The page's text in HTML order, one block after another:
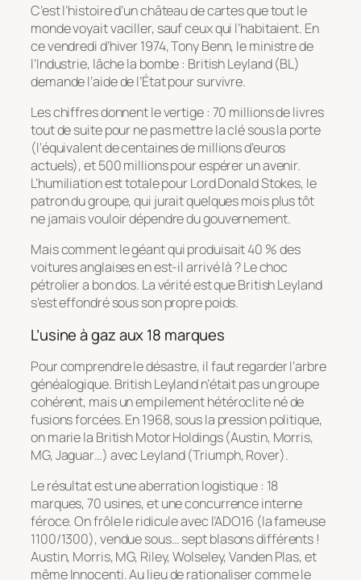
C’est l’histoire d’un château de cartes que tout le
monde voyait vaciller, sauf ceux qui l’habitaient. En
ce vendredi d’hiver 1974, Tony Benn, le ministre de
l’Industrie, lâche la bombe : British Leyland (BL)
demande l’aide de l’État pour survivre.
Les chiffres donnent le vertige : 70 millions de livres
tout de suite pour ne pas mettre la clé sous la porte
(l’équivalent de centaines de millions d’euros
actuels), et 500 millions pour espérer un avenir.
L’humiliation est totale pour Lord Donald Stokes, le
patron du groupe, qui jurait quelques mois plus tôt
ne jamais vouloir dépendre du gouvernement.
Mais comment le géant qui produisait 40 % des
voitures anglaises en est-il arrivé là ? Le choc
pétrolier a bon dos. La vérité est que British Leyland
s’est effondré sous son propre poids.
L’usine à gaz aux 18 marques
Pour comprendre le désastre, il faut regarder l’arbre
généalogique. British Leyland n’était pas un groupe
cohérent, mais un empilement hétéroclite né de
fusions forcées. En 1968, sous la pression politique,
on marie la British Motor Holdings (Austin, Morris,
MG, Jaguar…) avec Leyland (Triumph, Rover).
Le résultat est une aberration logistique : 18
marques, 70 usines, et une concurrence interne
féroce. On frôle le ridicule avec l’ADO16 (la fameuse
1100/1300), vendue sous… sept blasons différents !
Austin, Morris, MG, Riley, Wolseley, Vanden Plas, et
même Innocenti. Au lieu de rationaliser comme le